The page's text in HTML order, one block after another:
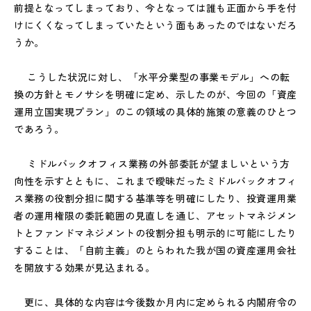
前提となってしまっており、今となっては誰も正面から手を付
けにくくなってしまっていたという面もあったのではないだろ
うか。
こうした状況に対し、「水平分業型の事業モデル」への転
換の方針とモノサシを明確に定め、示したのが、今回の「資産
運用立国実現プラン」のこの領域の具体的施策の意義のひとつ
であろう。
ミドルバックオフィス業務の外部委託が望ましいという方
向性を示すとともに、これまで曖昧だったミドルバックオフィ
ス業務の役割分担に関する基準等を明確にしたり、投資運用業
者の運用権限の委託範囲の見直しを通じ、アセットマネジメン
トとファンドマネジメントの役割分担も明示的に可能にしたり
することは、「自前主義」のとらわれた我が国の資産運用会社
を開放する効果が見込まれる。
更に、具体的な内容は今後数か月内に定められる内閣府令の